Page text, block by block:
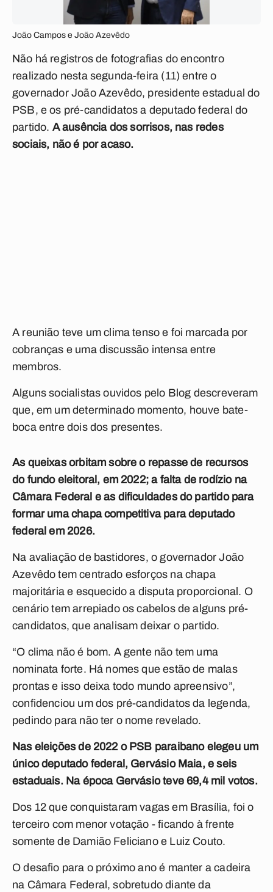
João Campos e João Azevêdo
Não há registros de fotografias do encontro
realizado nesta segunda-feira (11) entre o
governador João Azevêdo, presidente estadual do
PSB, e os pré-candidatos a deputado federal do
partido. A ausência dos sorrisos, nas redes
sociais, não é por acaso.
A reunião teve um clima tenso e foi marcada por
cobranças e uma discussão intensa entre
membros.
Alguns socialistas ouvidos pelo Blog descreveram
que, em um determinado momento, houve bate-
boca entre dois dos presentes.
As queixas orbitam sobre o repasse de recursos
do fundo eleitoral, em 2022; a falta de rodízio na
Câmara Federal e as dificuldades do partido para
formar uma chapa competitiva para deputado
federal em 2026.
Na avaliação de bastidores, o governador João
Azevêdo tem centrado esforços na chapa
majoritária e esquecido a disputa proporcional. O
cenário tem arrepiado os cabelos de alguns pré-
candidatos, que analisam deixar o partido.
“O clima não é bom. A gente não tem uma
nominata forte. Há nomes que estão de malas
prontas e isso deixa todo mundo apreensivo”,
confidenciou um dos pré-candidatos da legenda,
pedindo para não ter o nome revelado.
Nas eleições de 2022 o PSB paraibano elegeu um
único deputado federal, Gervásio Maia, e seis
estaduais. Na época Gervásio teve 69,4 mil votos.
Dos 12 que conquistaram vagas em Brasília, foi o
terceiro com menor votação - ficando à frente
somente de Damião Feliciano e Luiz Couto.
O desafio para o próximo ano é manter a cadeira
na Câmara Federal, sobretudo diante da